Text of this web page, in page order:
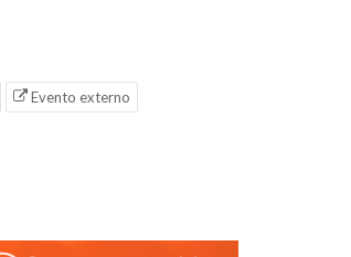
Evento externo